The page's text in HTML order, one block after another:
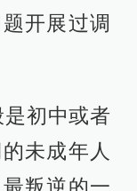
开展过调
初中或者
未成年人
叛逆的一